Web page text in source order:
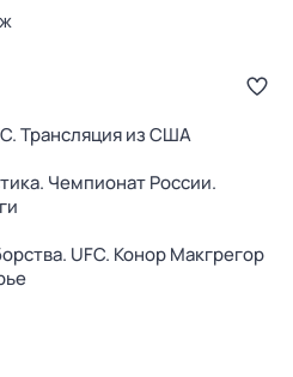
Трансляция из США
Чемпионат России.
UFC. Конор Макгрегор